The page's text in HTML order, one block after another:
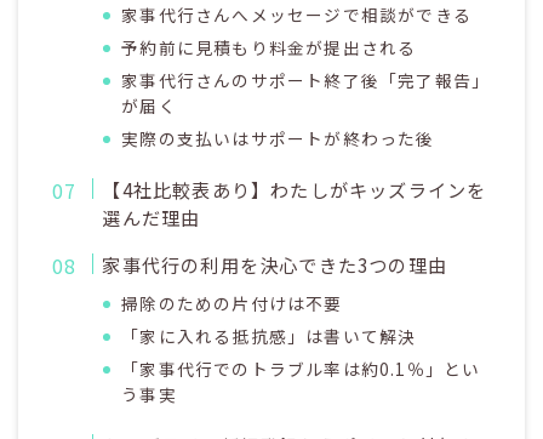
家事代行さんへメッセージで相談ができる
予約前に見積もり料金が提出される
家事代行さんのサポート終了後「完了報告」
が届く
実際の支払いはサポートが終わった後
【4社比較表あり】わたしがキッズラインを
選んだ理由
家事代行の利用を決心できた3つの理由
掃除のための片付けは不要
「家に入れる抵抗感」は書いて解決
「家事代行でのトラブル率は約0.1％」とい
う事実